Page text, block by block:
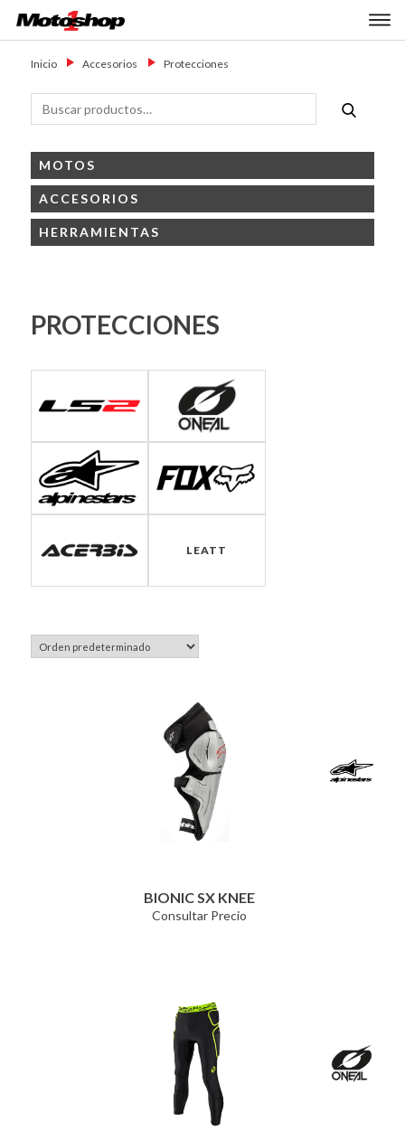
Motoshop
Ezeiza
Primary Menu
Inicio→ Accesorios → Protecciones
PROTECCIONES
Marcas
LEATT
BIONIC SX KNEE
Consultar Precio
Buscar
por:
Buscar
MOTOS
ACCESORIOS
HERRAMIENTAS